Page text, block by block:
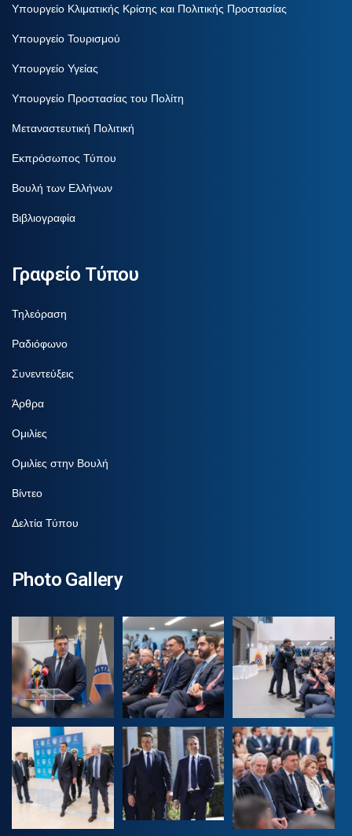
Υπουργείο Κλιματικής Κρίσης και Πολιτικής Προστασίας
Υπουργείο Τουρισμού
Υπουργείο Υγείας
Υπουργείο Προστασίας του Πολίτη
Μεταναστευτική Πολιτική
Εκπρόσωπος Τύπου
Βουλή των Ελλήνων
Βιβλιογραφία
Γραφείο Τύπου
Τηλεόραση
Ραδιόφωνο
Συνεντεύξεις
Άρθρα
Ομιλίες
Ομιλίες στην Βουλή
Βίντεο
Δελτία Τύπου
Photo Gallery